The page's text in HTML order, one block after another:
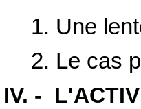
1. Une
2. Le cas
IV. -